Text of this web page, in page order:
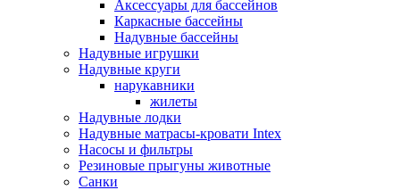
Аксессуары для бассейнов
Каркасные бассейны
Надувные бассейны
Надувные игрушки
Надувные круги
нарукавники
жилеты
Надувные лодки
Надувные матрасы-кровати Intex
Насосы и фильтры
Резиновые прыгуны животные
Санки